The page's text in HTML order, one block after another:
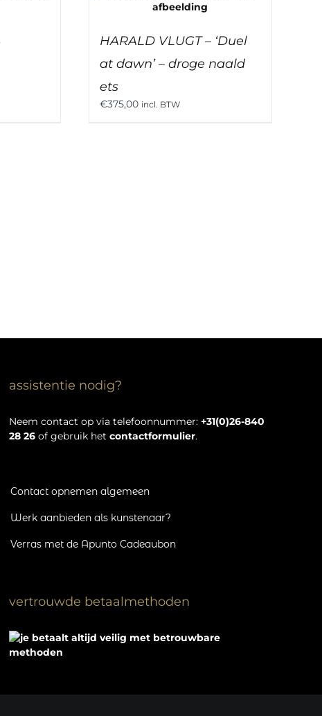
HARALD VLUGT – ‘Duel
at dawn’ – droge naald
ets
€375,00 incl. BTW
assistentie nodig?
Neem contact op via telefoonnummer: +31(0)26-840
28 26 of gebruik het contactformulier.
Contact opnemen algemeen
Werk aanbieden als kunstenaar?
Verras met de Apunto Cadeaubon
vertrouwde betaalmethoden